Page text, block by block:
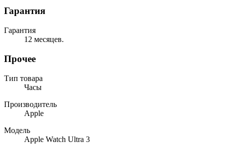
Гарантия
Гарантия
12 месяцев.
Прочее
Тип товара
Часы
Производитель
Apple
Модель
Apple Watch Ultra 3